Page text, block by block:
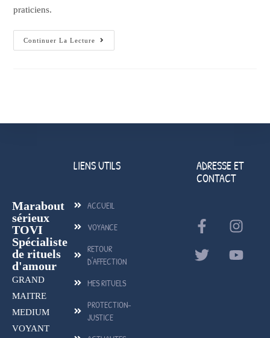
praticiens.
Continuer La Lecture
Marabout
sérieux
TOVI
Spécialiste
de rituels
d'amour
GRAND
MAITRE
MEDIUM
VOYANT
LIENS UTILS
ACCUEIL
VOYANCE
RETOUR
D'AFFECTION
MES RITUELS
PROTECTION-
JUSTICE
ADRESSE ET
CONTACT